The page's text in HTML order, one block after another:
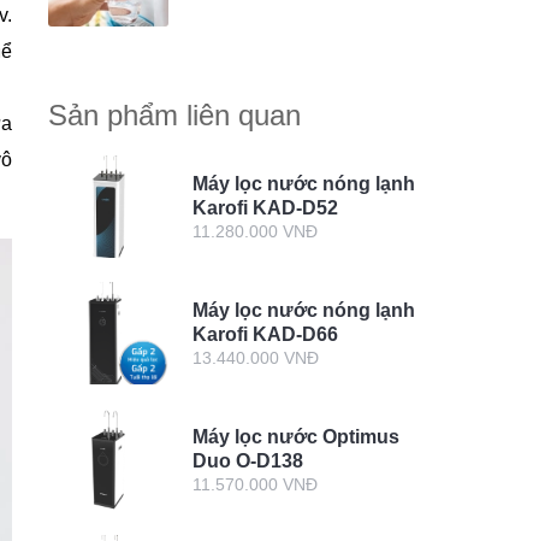
Sản phẩm liên quan
Máy lọc nước nóng lạnh
Karofi KAD-D52
11.280.000 VNĐ
Máy lọc nước nóng lạnh
Karofi KAD-D66
13.440.000 VNĐ
Máy lọc nước Optimus
Duo O-D138
11.570.000 VNĐ